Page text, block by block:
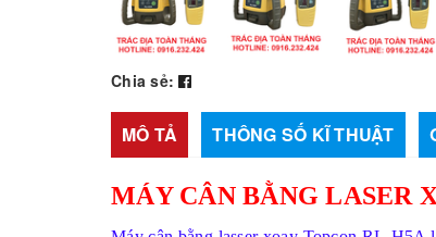
Chia sẻ:
MÔ TẢ THÔNG SỐ KĨ THUẬT
MÁY CÂN BẰNG LASER